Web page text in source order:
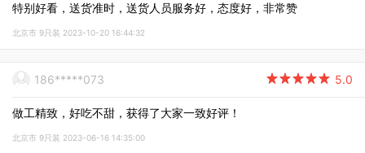
特别好看，送货准时，送货人员服务好，态度好，非常赞
北京市 9只装 2023-10-20 16:44:32
186*****073 5.0

做工精致，好吃不甜，获得了大家一致好评！
北京市 9只装 2023-06-16 14:35:00